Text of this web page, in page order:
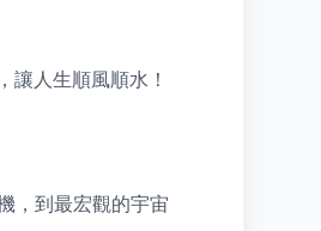
讓人生順風順水！
，到最宏觀的宇宙